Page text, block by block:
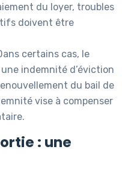
du loyer, troubles
doivent être
certains cas, le
indemnité d’éviction
du bail de
vise à compenser
: une